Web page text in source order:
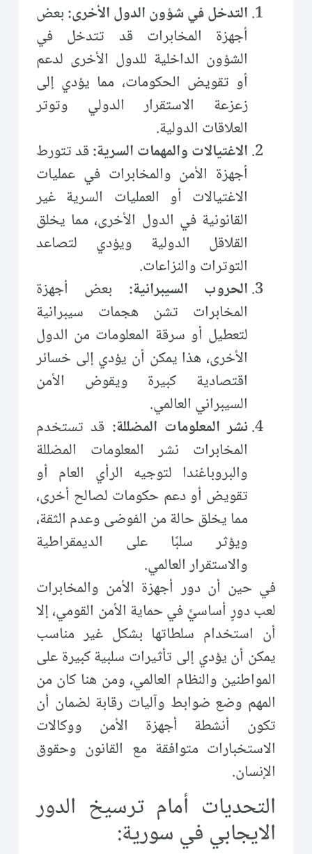
التدخل في شؤون الدول الأخرى:بعض
أجهزة المخابرات قد تتدخل في
الشؤون الداخلية للدول الأخرى لدعم
أو تقويض الحكومات، مما يؤدي إلى
زعزعة الاستقرار الدولي وتوتر
العلاقات الدولية.
الاغتيالات والمهمات السرية:قد تتورط
أجهزة الأمن والمخابرات في عمليات
الاغتيالات أو العمليات السرية غير
القانونية في الدول الأخرى، مما يخلق
القلاقل الدولية ويؤدي لتصاعد
التوترات والنزاعات.
الحروب السيبرانية: بعض أجهزة
المخابرات تشن هجمات سيبرانية
لتعطيل أو سرقة المعلومات من الدول
الأخرى، هذا يمكن أن يؤدي إلى خسائر
اقتصادية كبيرة ويقوض الأمن
السيبراني العالمي.
نشر المعلومات المضللة: قد تستخدم
المخابرات نشر المعلومات المضللة
والبروباغندا لتوجيه الرأي العام أو
تقويض أو دعم حكومات لصالح أخرى،
مما يخلق حالة من الفوضى وعدم الثقة،
ويؤثر سلبًا على الديمقراطية
والاستقرار العالمي.
في حين أن دور أجهزة الأمن والمخابرات
لعب دورٍ أساسيٍّ في حماية الأمن القومي، إلا
أن استخدام سلطاتها بشكل غير مناسب
يمكن أن يؤدي إلى تأثيرات سلبية كبيرة على
المواطنين والنظام العالمي، ومن هنا كان من
المهم وضع ضوابط وآليات رقابة لضمان أن
تكون أنشطة أجهزة الأمن ووكالات
الاستخبارات متوافقة مع القانون وحقوق
الإنسان.
التحديات أمام ترسيخ الدور
الايجابي في سورية: